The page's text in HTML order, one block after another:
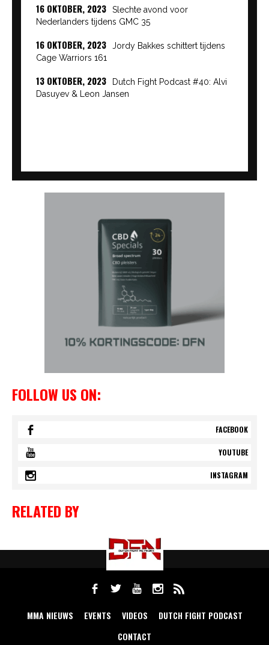
16 OKTOBER, 2023
Slechte avond voor
Nederlanders tijdens GMC 35
16 OKTOBER, 2023
Jordy Bakkes schittert tijdens
Cage Warriors 161
13 OKTOBER, 2023
Dutch Fight Podcast #40: Alvi
Dasuyev & Leon Jansen
FOLLOW US ON:
FACEBOOK
YOUTUBE
INSTAGRAM
RELATED BY
MMA NIEUWS EVENTS VIDEOS
DUTCH FIGHT PODCAST
CONTACT